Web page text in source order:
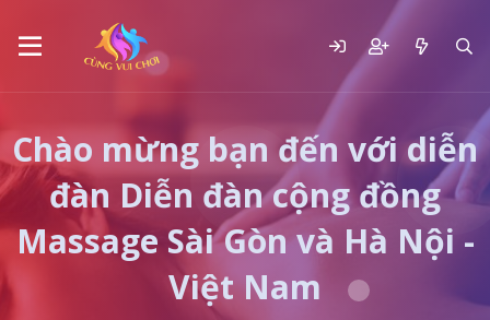
Chào mừng bạn đến với diễn
đàn Diễn đàn cộng đồng
Massage Sài Gòn và Hà Nội -
Việt Nam